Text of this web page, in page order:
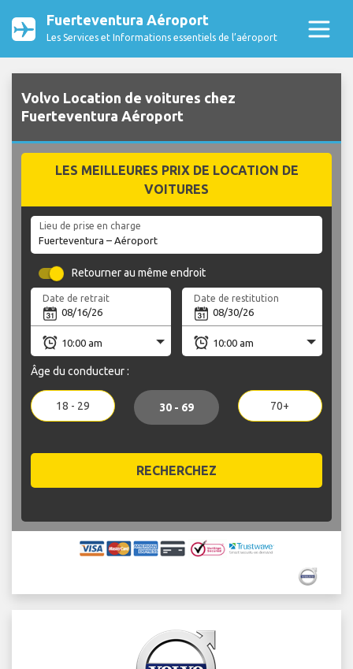
Fuerteventura Aéroport
Les Services et Informations essentiels de l’aéroport
Volvo Location de voitures chez
Fuerteventura Aéroport
LES MEILLEURES PRIX DE LOCATION DE
VOITURES
Lieu de prise en charge
Retourner au même endroit
Date de retrait Date de restitution
Âge du conducteur :
18 - 29 30 - 69 70+
RECHERCHEZ